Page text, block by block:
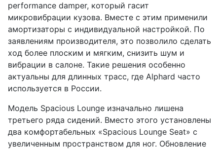
performance damper, который гасит
микровибрации кузова. Вместе с этим применили
амортизаторы с индивидуальной настройкой. По
заявлениям производителя, это позволило сделать
ход более плоским и мягким, снизить шум и
вибрации в салоне. Такие решения особенно
актуальны для длинных трасс, где Alphard часто
используется в России.
Модель Spacious Lounge изначально лишена
третьего ряда сидений. Вместо этого установлены
два комфортабельных «Spacious Lounge Seat» с
увеличенным пространством для ног. Обновление